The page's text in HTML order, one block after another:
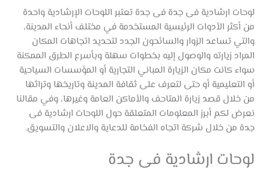
لوحات ارشادية فى جدة فى جدة تعتبر اللوحات الإرشادية واحدة
من أكثر الأدوات الرئيسية المستخدمة في مختلف أنحاء المدينة،
والتي تساعد الزوار والسائحون الجدد لتحديد اتجاهات المكان
المراد زيارته والوصول إليه بخطوات سهلة وبأسرع الطرق الممكنة
سواء كانت مكان الزيارة المباني التجارية أو المؤسسات السياحية
أو التعليمية أو حتى لتعرف على ثقافة المدينة وتاريخها وتراثها
من خلال قصد زيارة المتاحف والأماكن العامة وغيرها، وفي مقالنا
نعرض لكم أبرز المعلومات المتعلقة حول اللوحات ارشادية فى
جدة من خلال شركة اتجاه الفخامة للدعاية والاعلان والتسويق.
لوحات ارشادية فى جدة